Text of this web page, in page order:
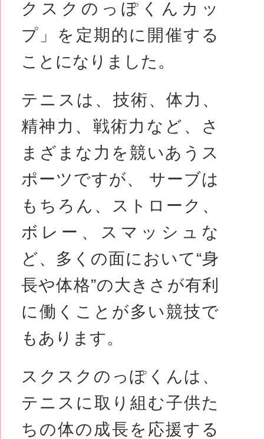
クスクのっぽくんカッ
プ」を定期的に開催する
ことになりました。
テニスは、技術、体力、
精神力、戦術力など、さ
まざまな力を競いあうス
ポーツですが、 サーブは
もちろん、ストローク、
ボレー、スマッシュな
ど、多くの面において“身
長や体格”の大きさが有利
に働くことが多い競技で
もあります。
スクスクのっぽくんは、
テニスに取り組む子供た
ちの体の成長を応援する